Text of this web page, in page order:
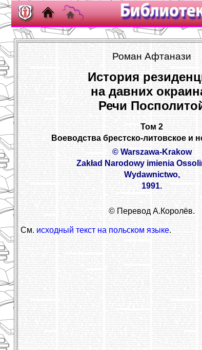
Роман Афтанази
История
на давних
Речи
Том 2
Воеводства брестско-литовское и
© Warszawa-Krakow
Zakład Narodowy imienia
Wydawnictwo,
1991.
© Перевод А.Королёв.
См. исходный текст на польском языке.